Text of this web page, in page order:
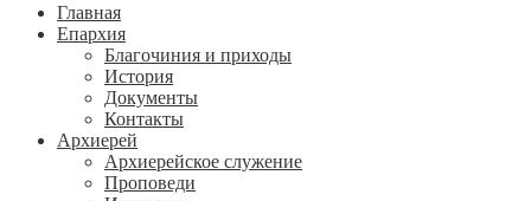
Главная
Епархия
Благочиния и приходы
История
Документы
Контакты
Архиерей
Архиерейское служение
Проповеди